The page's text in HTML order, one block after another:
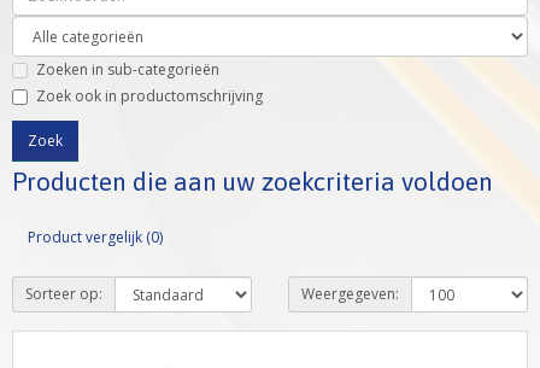
Zoeken in sub-categorieën
Zoek ook in productomschrijving
Producten die aan uw zoekcriteria voldoen
Product vergelijk (0)
Sorteer op: Weergegeven: